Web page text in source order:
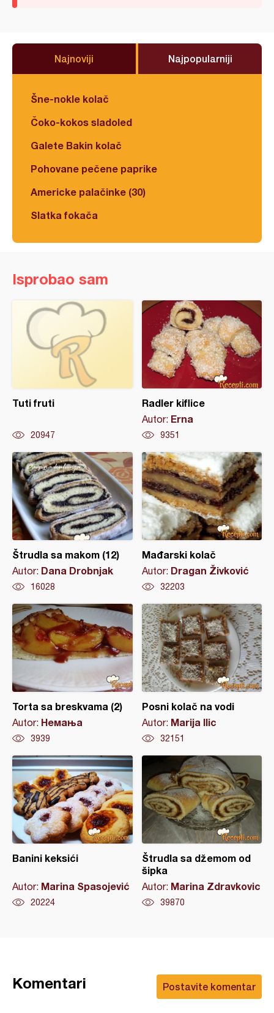
Najnoviji Najpopularniji
Šne-nokle kolač
Čoko-kokos sladoled
Galete Bakin kolač
Pohovane pečene paprike
Americke palačinke (30)
Slatka fokača
Isprobao sam
Tuti fruti
20947
Radler kiflice
Autor: Erna
9351
Štrudla sa makom (12)
Autor: Dana Drobnjak
16028
Mađarski kolač
Autor: Dragan Živković
32203
Torta sa breskvama (2)
Autor: Немања
3939
Posni kolač na vodi
Autor: Marija Ilic
32151
Banini keksići
Autor: Marina Spasojević
20224
Štrudla sa džemom od
šipka
Autor: Marina Zdravkovic
39870
Postavite komentar
Komentari